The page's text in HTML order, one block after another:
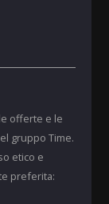
offerte e le
gruppo Time.
etico e
preferita: